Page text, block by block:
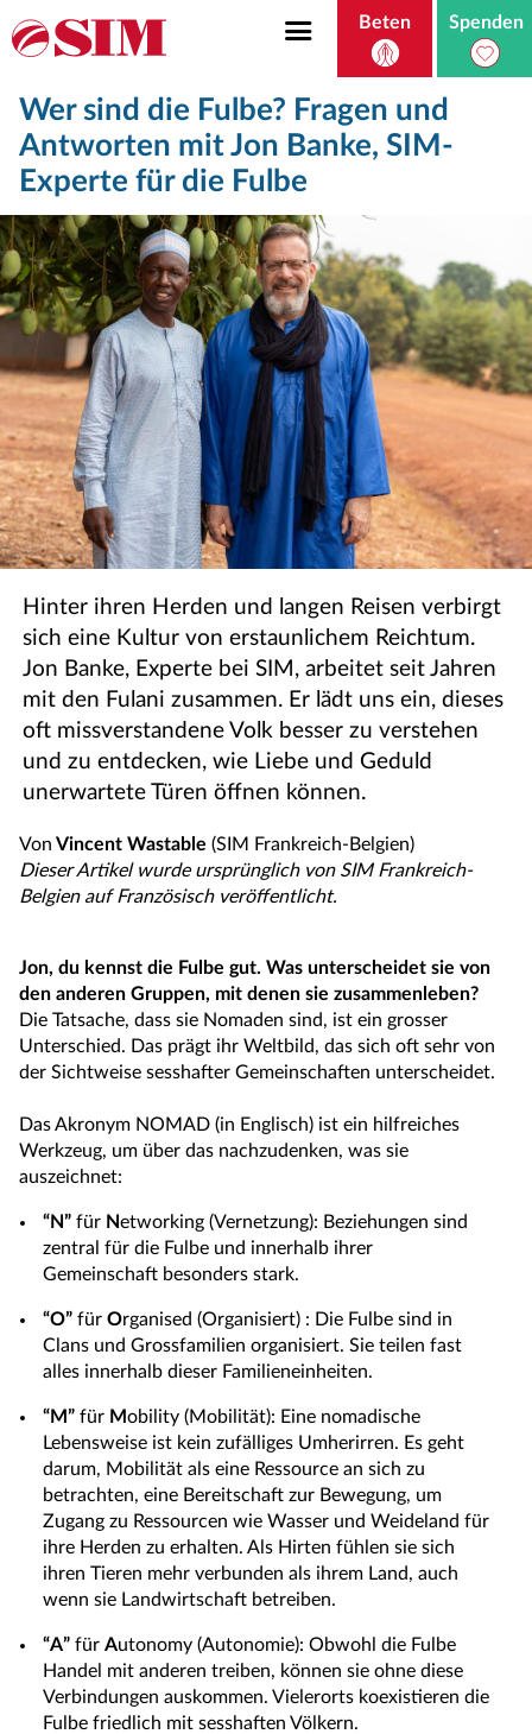
Beten Spenden
Wer sind die Fulbe? Fragen und
Antworten mit Jon Banke, SIM-
Experte für die Fulbe
Hinter ihren Herden und langen Reisen verbirgt
sich eine Kultur von erstaunlichem Reichtum.
Jon Banke, Experte bei SIM, arbeitet seit Jahren
mit den Fulani zusammen. Er lädt uns ein, dieses
oft missverstandene Volk besser zu verstehen
und zu entdecken, wie Liebe und Geduld
unerwartete Türen öffnen können.
Von Vincent Wastable (SIM Frankreich-Belgien)
Dieser Artikel wurde ursprünglich von SIM Frankreich-
Belgien auf Französisch veröffentlicht.
Jon, du kennst die Fulbe gut. Was unterscheidet sie von
den anderen Gruppen, mit denen sie zusammenleben?
Die Tatsache, dass sie Nomaden sind, ist ein grosser
Unterschied. Das prägt ihr Weltbild, das sich oft sehr von
der Sichtweise sesshafter Gemeinschaften unterscheidet.
Das Akronym NOMAD (in Englisch) ist ein hilfreiches
Werkzeug, um über das nachzudenken, was sie
auszeichnet:
“N” für Networking (Vernetzung): Beziehungen sind
zentral für die Fulbe und innerhalb ihrer
Gemeinschaft besonders stark.
“O” für Organised (Organisiert) : Die Fulbe sind in
Clans und Grossfamilien organisiert. Sie teilen fast
alles innerhalb dieser Familieneinheiten.
“M” für Mobility (Mobilität): Eine nomadische
Lebensweise ist kein zufälliges Umherirren. Es geht
darum, Mobilität als eine Ressource an sich zu
betrachten, eine Bereitschaft zur Bewegung, um
Zugang zu Ressourcen wie Wasser und Weideland für
ihre Herden zu erhalten. Als Hirten fühlen sie sich
ihren Tieren mehr verbunden als ihrem Land, auch
wenn sie Landwirtschaft betreiben.
“A” für Autonomy (Autonomie): Obwohl die Fulbe
Handel mit anderen treiben, können sie ohne diese
Verbindungen auskommen. Vielerorts koexistieren die
Fulbe friedlich mit sesshaften Völkern.